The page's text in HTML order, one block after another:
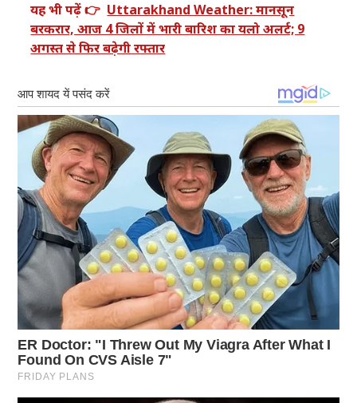
यह भी पढ़ें 👉 Uttarakhand Weather: मानसून
बरकरार, आज 4 जिलों में भारी बारिश का यलो अलर्ट; 9
अगस्त से फिर बढ़ेगी रफ्तार